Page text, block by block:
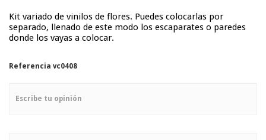
Kit variado de vinilos de flores. Puedes colocarlas por
separado, llenado de este modo los escaparates o paredes
donde los vayas a colocar.
Referencia vc0408
Escribe tu opinión